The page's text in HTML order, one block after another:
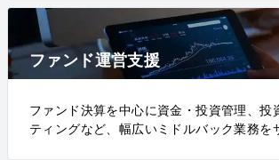
ファンド運営支援
ファンド決算を中心に資金・投資管理、投
ティングなど、幅広いミドルバック業務を